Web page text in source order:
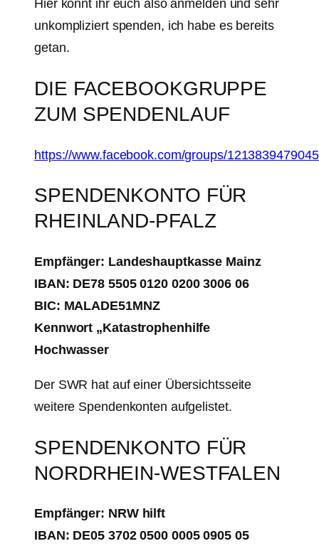
Hier könnt ihr euch also anmelden und sehr
unkompliziert spenden, ich habe es bereits
getan.
DIE FACEBOOKGRUPPE
ZUM SPENDENLAUF
https://www.facebook.com/groups/
SPENDENKONTO FÜR
RHEINLAND-PFALZ
Empfänger: Landeshauptkasse Mainz
IBAN: DE78 5505 0120 0200 3006 06
BIC: MALADE51MNZ
Kennwort „Katastrophenhilfe
Hochwasser
Der SWR hat auf einer Übersichtsseite
weitere Spendenkonten aufgelistet.
SPENDENKONTO FÜR
NORDRHEIN-WESTFALEN
Empfänger: NRW hilft
IBAN: DE05 3702 0500 0005 0905 05